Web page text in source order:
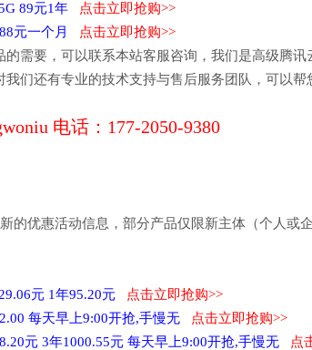
89元1年
点击立即抢购>>
元一个月
点击立即抢购>>
需要，可以联系本站客服咨询，我们是高级腾
们还有专业的技术支持与售后服务团队，可以
电话：177-2050-9380
的优惠活动信息，部分产品仅限新主体（个人或
元 1年95.20元
点击立即抢购>>
每天早上9:00开抢,手慢无
点击立即抢购>>
元 3年1000.55元 每天早上9:00开抢,手慢无
点